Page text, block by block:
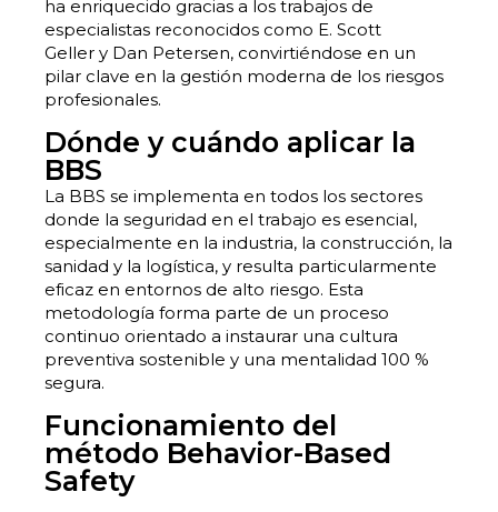
ha enriquecido gracias a los trabajos de
especialistas reconocidos como E. Scott
Geller y Dan Petersen, convirtiéndose en un
pilar clave en la gestión moderna de los riesgos
profesionales.
Dónde y cuándo aplicar la
BBS
La BBS se implementa en todos los sectores
donde la seguridad en el trabajo es esencial,
especialmente en la industria, la construcción, la
sanidad y la logística, y resulta particularmente
eficaz en entornos de alto riesgo. Esta
metodología forma parte de un proceso
continuo orientado a instaurar una cultura
preventiva sostenible y una mentalidad 100 %
segura.
Funcionamiento del
método Behavior-Based
Safety